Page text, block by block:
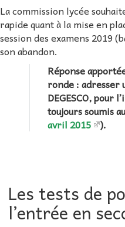
La commission lycée
rapide quant à la mise en
session des examens 2019
son abandon.
Réponse
ronde : adresser
DEGESCO, pour
toujours soumis
avril 2015
).
Les tests de
l’entrée en